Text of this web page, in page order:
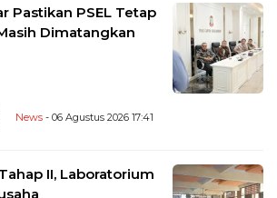
Pastikan PSEL Tetap
Dimatangkan
News - 06 Agustus 2026 17:41
II, Laboratorium